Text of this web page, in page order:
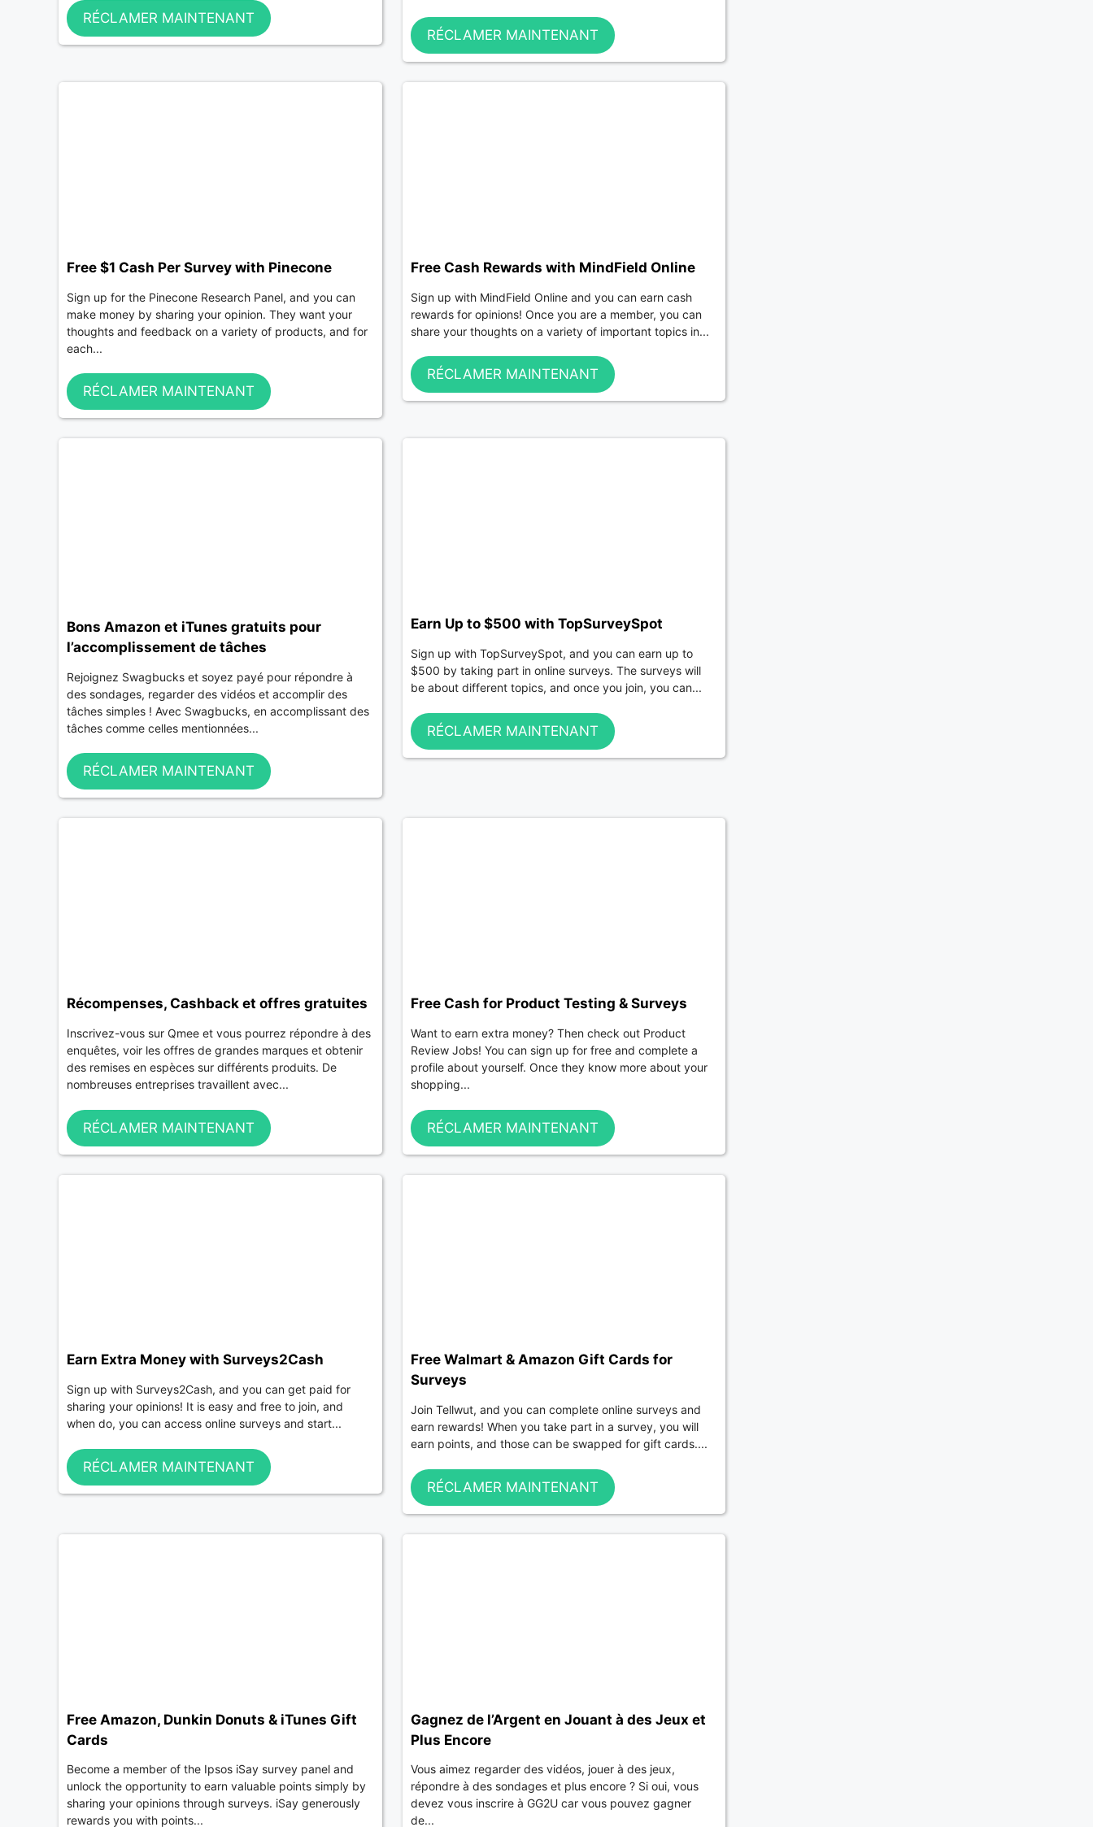
RÉCLAMER MAINTENANT
RÉCLAMER MAINTENANT
Free $1 Cash Per Survey with Pinecone
Sign up for the Pinecone Research Panel, and you can
make money by sharing your opinion. They want your
thoughts and feedback on a variety of products, and for
each...
RÉCLAMER MAINTENANT
Free Cash Rewards with MindField Online
Sign up with MindField Online and you can earn cash
rewards for opinions! Once you are a member, you can
share your thoughts on a variety of important topics in...
RÉCLAMER MAINTENANT
Bons Amazon et iTunes gratuits pour
l’accomplissement de tâches
Rejoignez Swagbucks et soyez payé pour répondre à
des sondages, regarder des vidéos et accomplir des
tâches simples ! Avec Swagbucks, en accomplissant des
tâches comme celles mentionnées...
RÉCLAMER MAINTENANT
Earn Up to $500 with TopSurveySpot
Sign up with TopSurveySpot, and you can earn up to
$500 by taking part in online surveys. The surveys will
be about different topics, and once you join, you can...
RÉCLAMER MAINTENANT
Récompenses, Cashback et offres gratuites
Inscrivez-vous sur Qmee et vous pourrez répondre à des
enquêtes, voir les offres de grandes marques et obtenir
des remises en espèces sur différents produits. De
nombreuses entreprises travaillent avec...
RÉCLAMER MAINTENANT
Free Cash for Product Testing & Surveys
Want to earn extra money? Then check out Product
Review Jobs! You can sign up for free and complete a
profile about yourself. Once they know more about your
shopping...
RÉCLAMER MAINTENANT
Earn Extra Money with Surveys2Cash
Sign up with Surveys2Cash, and you can get paid for
sharing your opinions! It is easy and free to join, and
when do, you can access online surveys and start...
RÉCLAMER MAINTENANT
Free Walmart & Amazon Gift Cards for
Surveys
Join Tellwut, and you can complete online surveys and
earn rewards! When you take part in a survey, you will
earn points, and those can be swapped for gift cards....
RÉCLAMER MAINTENANT
Free Amazon, Dunkin Donuts & iTunes Gift
Cards
Become a member of the Ipsos iSay survey panel and
unlock the opportunity to earn valuable points simply by
sharing your opinions through surveys. iSay generously
rewards you with points...
Gagnez de l’Argent en Jouant à des Jeux et
Plus Encore
Vous aimez regarder des vidéos, jouer à des jeux,
répondre à des sondages et plus encore ? Si oui, vous
devez vous inscrire à GG2U car vous pouvez gagner
de...